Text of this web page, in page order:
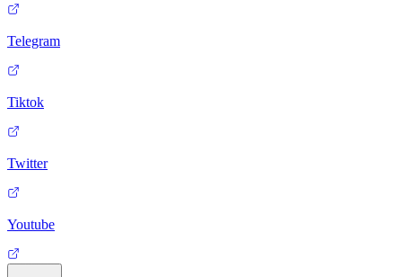
Telegram
Tiktok
Twitter
Youtube